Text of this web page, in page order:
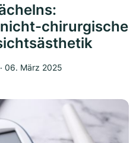
chirurgische
‧ 06. März 2025